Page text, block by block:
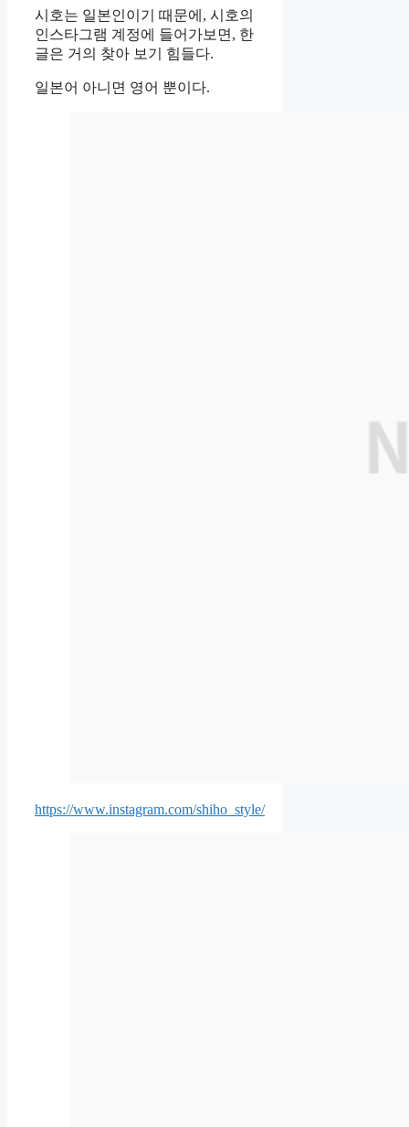
시호는 일본인이기 때문에, 시호의
인스타그램 계정에 들어가보면, 한
글은 거의 찾아 보기 힘들다.
일본어 아니면 영어 뿐이다.
https://www.instagram.com/shiho_style/